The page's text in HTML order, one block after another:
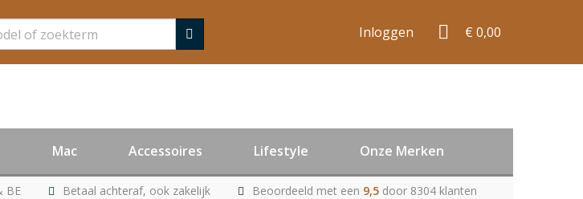
Inloggen € 0,00
Mac Accessoires Lifestyle Onze Merken
BE Betaal achteraf, ook zakelijk Beoordeeld met een 9,5 door 8304 klanten